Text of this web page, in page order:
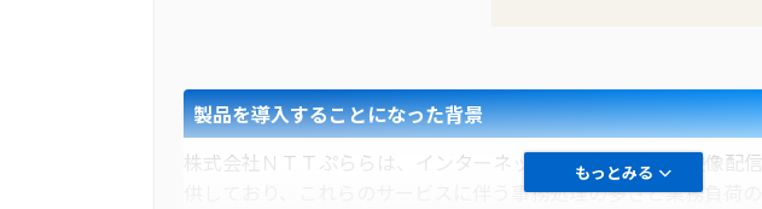
年間で3000時間相当の工数が削減されました。また、RPAの導入
る必要がなくなりました。さらに、NOCは出荷依頼メールの自動
供し、新たな出荷依頼元が増えても、簡単に仕分けルールの変更
もっとみる
製品を導入することになった背景
株式会社ＮＴＴぷららは、インターネット接続サービスや映像配
供しており、これらのサービスに伴う事務処理の多さと業務負荷